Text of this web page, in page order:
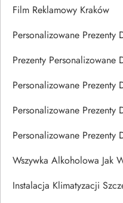
Film Reklamowy Kraków
Personalizowane Prezenty
Prezenty Personalizowane
Personalizowane Prezenty
Personalizowane Prezenty
Personalizowane Prezenty
Wszywka Alkoholowa Jak
Instalacja Klimatyzacji